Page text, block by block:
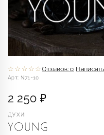
☆☆☆☆☆ Отзывов: 0
Арт: N71-10
2 250 ₽
ДУХИ
YOUNG